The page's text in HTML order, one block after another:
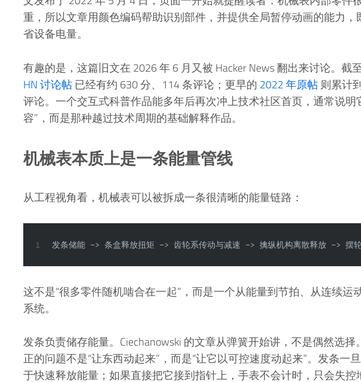
重，所以文章用颜色编码帮助识别部件，并提供全局暂停动画的能力
省设备电量。
有趣的是，这篇旧文在 2026 年 6 月又被 Hacker News 翻出来讨论。截
HN 讨论帖已经有约 630 分、114 条评论；更早的 2022 年原帖则累计
评论。一个交互式科普作品能多年后再次冲上技术社区首页，通常说明
容”，而是那种越过技术周期的基础解释作品。
机械表本质上是一条能量管线
从工程视角看，机械表可以被拆成一条很清晰的能量链路：
1 发条储能 -> 条盒释放扭矩 -> 齿轮系传动与减速 -> 擒纵机构离散释放 -> 摆轮
这不是“很多零件随机啮合在一起”，而是一个从能量到节拍、从连续运
系统。
发条负责储存能量。Ciechanowski 的文章从弹簧开始讲，不是偶然选
正的问题不是“让东西动起来”，而是“让它以可控速度动起来”。发条一
于快速释放能量；如果直接把它接到指针上，手表不会计时，只会失控